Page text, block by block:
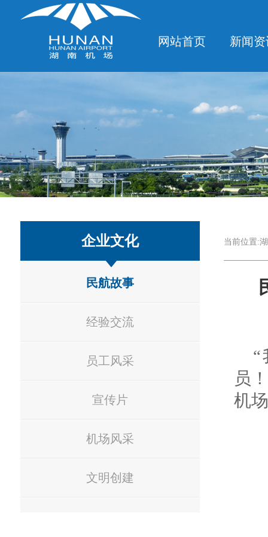
网站首页 新闻
企业文化
民航故事
经验交流
员工风采
宣传片
机场风采
文明创建
当前位置:
“
员
机